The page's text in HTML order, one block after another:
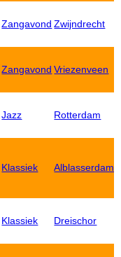
Zangavond Zwijndrecht
Zangavond Vriezenveen
Jazz Rotterdam
Klassiek Alblasserdam
Klassiek Dreischor